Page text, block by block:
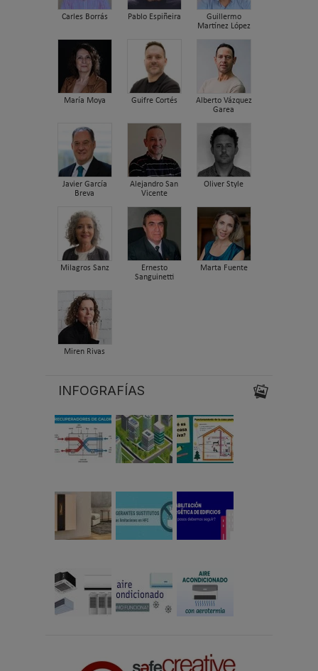
Carles Borrás Pablo Espiñeira
Guillermo
Martínez López
María Moya Guifre Cortés
Alberto Vázquez
Garea
Javier García
Breva
Alejandro San
Vicente
Oliver Style
Milagros Sanz
Ernesto
Sanguinetti
Marta Fuente
Miren Rivas
INFOGRAFÍAS